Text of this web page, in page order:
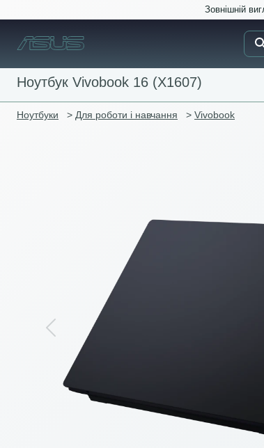
Зовнішній
Ноутбук Vivobook 16 (X1607)
Ноутбуки > Для роботи і навчання > Vivobook
Previous